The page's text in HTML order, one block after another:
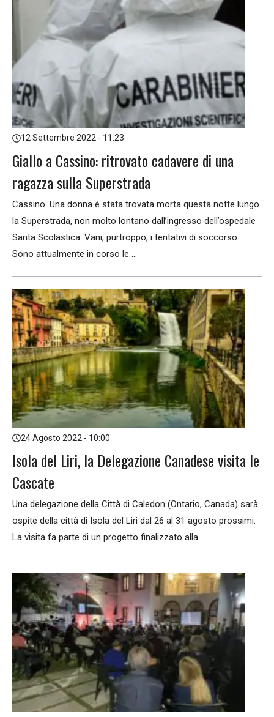
12 Settembre 2022 - 11:23
Giallo a Cassino: ritrovato cadavere di una
ragazza sulla Superstrada
Cassino. Una donna è stata trovata morta questa notte lungo
la Superstrada, non molto lontano dall’ingresso dell’ospedale
Santa Scolastica. Vani, purtroppo, i tentativi di soccorso.
Sono attualmente in corso le ...
24 Agosto 2022 - 10:00
Isola del Liri, la Delegazione Canadese visita le
Cascate
Una delegazione della Città di Caledon (Ontario, Canada) sarà
ospite della città di Isola del Liri dal 26 al 31 agosto prossimi.
La visita fa parte di un progetto finalizzato alla ...